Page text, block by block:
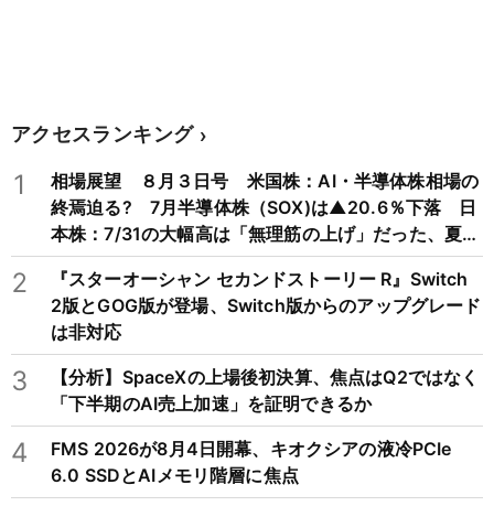
アクセスランキング
1
相場展望 ８月３日号 米国株：AI・半導体株相場の
終焉迫る? 7月半導体株（SOX)は▲20.6％下落 日
本株：7/31の大幅高は「無理筋の上げ」だった、夏枯
れ相場に備えを
2
『スターオーシャン セカンドストーリー R』Switch
2版とGOG版が登場、Switch版からのアップグレード
は非対応
3
【分析】SpaceXの上場後初決算、焦点はQ2ではなく
「下半期のAI売上加速」を証明できるか
4
FMS 2026が8月4日開幕、キオクシアの液冷PCIe
6.0 SSDとAIメモリ階層に焦点